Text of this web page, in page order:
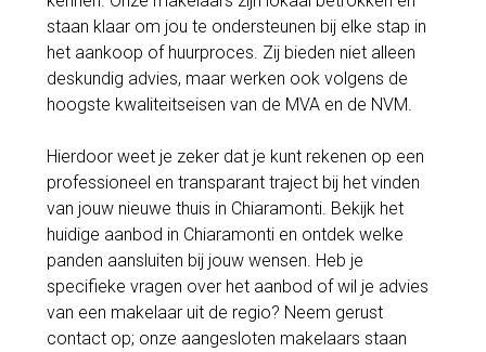
staan klaar om jou te ondersteunen bij elke stap in
het aankoop of huurproces. Zij bieden niet alleen
deskundig advies, maar werken ook volgens de
hoogste kwaliteitseisen van de MVA en de NVM.
Hierdoor weet je zeker dat je kunt rekenen op een
professioneel en transparant traject bij het vinden
van jouw nieuwe thuis in Chiaramonti. Bekijk het
huidige aanbod in Chiaramonti en ontdek welke
panden aansluiten bij jouw wensen. Heb je
specifieke vragen over het aanbod of wil je advies
van een makelaar uit de regio? Neem gerust
contact op; onze aangesloten makelaars staan